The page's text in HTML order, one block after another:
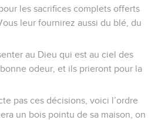
les sacrifices complets offerts
leur fournirez aussi du blé, du
au Dieu qui est au ciel des
odeur, et ils prieront pour la
pas ces décisions, voici l’ordre
un bois pointu de sa maison, on